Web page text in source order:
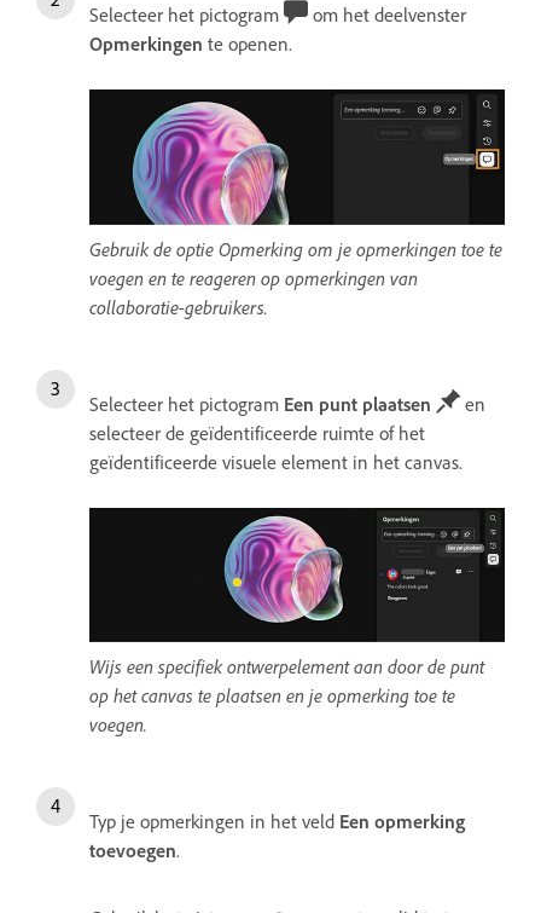
Selecteer het pictogram
om het deelvenster
Opmerkingen te openen.
Gebruik de optie Opmerking om je opmerkingen toe te
voegen en te reageren op opmerkingen van
collaboratie-gebruikers.
Selecteer het pictogram Een punt plaatsen
en
selecteer de geïdentificeerde ruimte of het
geïdentificeerde visuele element in het canvas.
Wijs een specifiek ontwerpelement aan door de punt
op het canvas te plaatsen en je opmerking toe te
voegen.
Typ je opmerkingen in het veld Een opmerking
toevoegen.